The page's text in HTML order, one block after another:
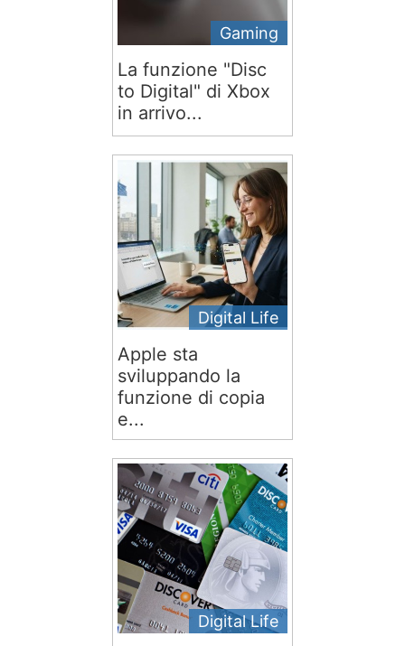
Gaming
La funzione "Disc
to Digital" di Xbox
in arrivo...
Digital Life
Apple sta
sviluppando la
funzione di copia
e...
Digital Life